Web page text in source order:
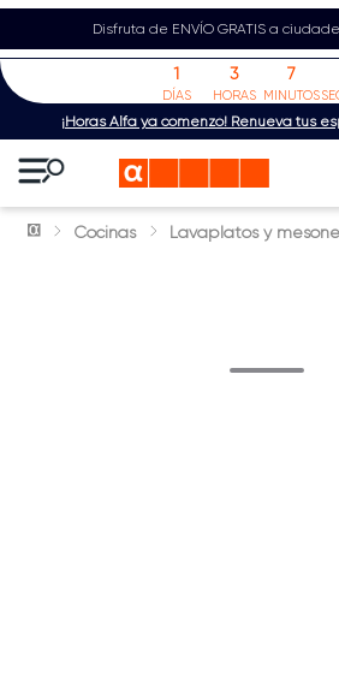
Disfruta de ENVÍO GRATIS a
¡Horas Alfa ya comenzó! Renueva tus
1
DÍAS
3
HORAS
7
MINUTOS
Cocinas Lavaplatos y